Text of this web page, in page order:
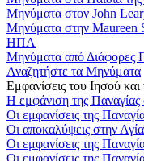
Μηνύματα στον John
Μηνύματα στην Maureen
ΗΠΑ
Μηνύματα από Διάφορες
Αναζητήστε τα Μηνύματα
Εμφανίσεις του Ιησού
Η εμφάνιση της
Οι εμφανίσεις της
Οι αποκαλύψεις στην
Οι εμφανίσεις της
Οι εμφανίσεις της